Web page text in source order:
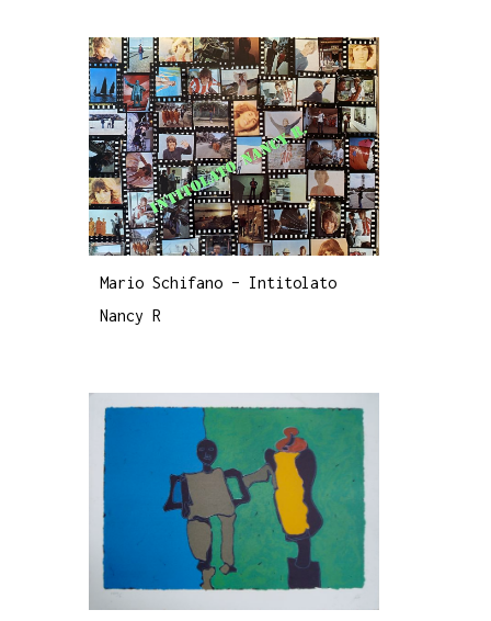
Mario Schifano – Intitolato
Nancy R